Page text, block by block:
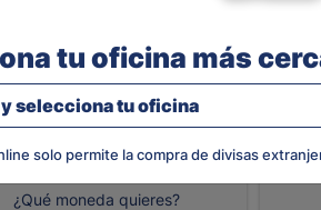
tu oficina más
selecciona tu oficina
solo permite la compra de divisas
¿Qué moneda quieres?